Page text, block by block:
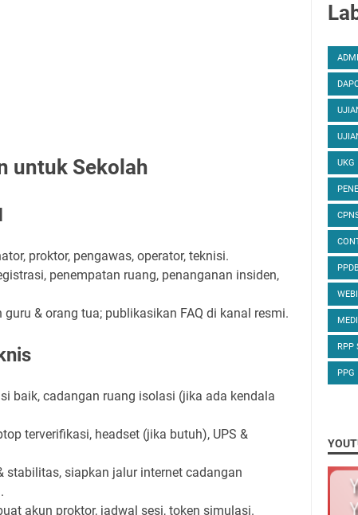
untuk Sekolah
proktor, pengawas, operator, teknisi.
penempatan ruang, penanganan insiden,
& orang tua; publikasikan FAQ di kanal resmi.
baik, cadangan ruang isolasi (jika ada kendala
terverifikasi, headset (jika butuh), UPS &
stabilitas, siapkan jalur internet cadangan
akun proktor, jadwal sesi, token simulasi.
UKG
RPP
PPG